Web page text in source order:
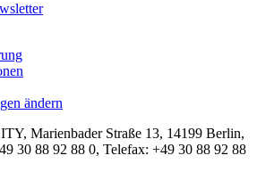
ändern
Marienbader Straße 13, 14199 Berlin,
30 88 92 88 0, Telefax: +49 30 88 92 88